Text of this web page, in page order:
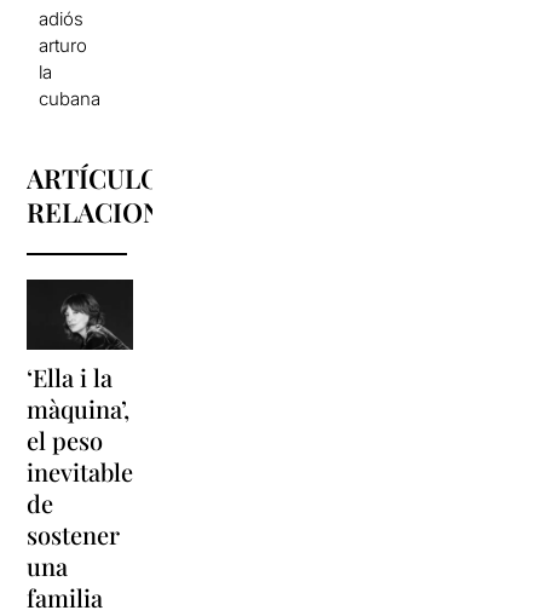
adiós
arturo
la
cubana
ARTÍCULOS
RELACIONADOS
‘Ella i la
màquina’,
el peso
inevitable
de
sostener
una
familia